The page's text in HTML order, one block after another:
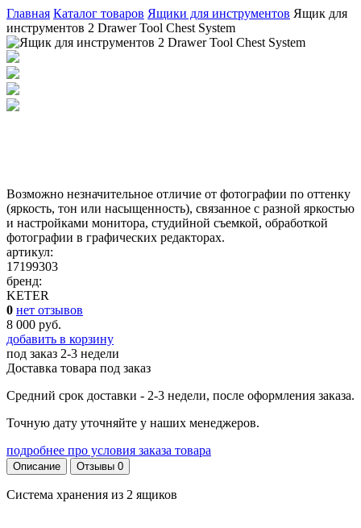
Главная Каталог товаров Ящики для инструментов Ящик для
инструментов 2 Drawer Tool Chest System
Возможно незначительное отличие от фотографии по оттенку
(яркость, тон или насыщенность), связанное с разной яркостью
и настройками монитора, студийной съемкой, обработкой
фотографии в графических редакторах.
артикул:
17199303
бренд:
KETER
0 нет отзывов
8 000 руб.
добавить в корзину
под заказ 2-3 недели
Доставка товара под заказ
Средний срок доставки - 2-3 недели, после оформления заказа.
Точную дату уточняйте у наших менеджеров.
подробнее про условия заказа товара
Описание Отзывы 0
Система хранения из 2 ящиков